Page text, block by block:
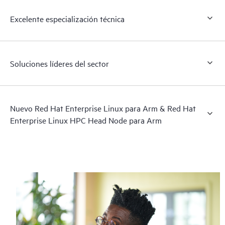
Excelente especialización técnica
Soluciones líderes del sector
Nuevo Red Hat Enterprise Linux para Arm & Red Hat
Enterprise Linux HPC Head Node para Arm